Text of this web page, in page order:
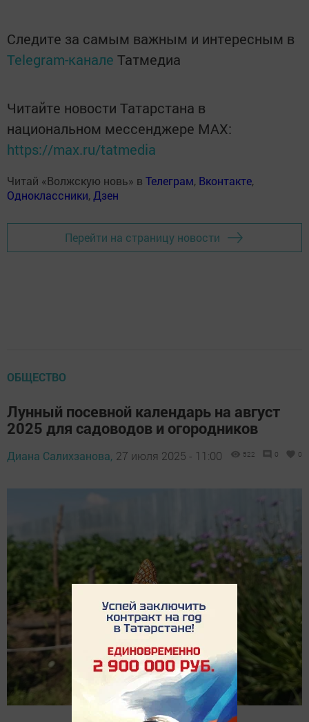
Следите за самым важным и интересным в
Telegram-канале Татмедиа
Читайте новости Татарстана в
национальном мессенджере MАХ:
https://max.ru/tatmedia
Читай «Волжскую новь» в Телеграм, Вконтакте,
Одноклассники, Дзен
Перейти на страницу новости
ОБЩЕСТВО
Лунный посевной календарь на август
2025 для садоводов и огородников
Диана Салихзанова, 27 июля 2025 - 11:00 522 0 0